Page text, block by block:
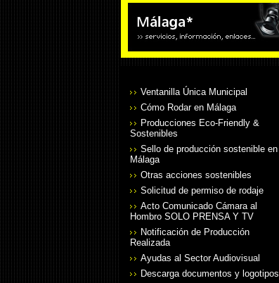
Ventanilla Única Municipal
Cómo Rodar en Málaga
Producciones Eco-Friendly &
Sostenibles
Sello de producción sostenible en
Málaga
Otras acciones sostenibles
Solicitud de permiso de rodaje
Acto Comunicado Cámara al
Hombro SOLO PRENSA Y TV
Notificación de Producción
Realizada
Ayudas al Sector Audiovisual
Descarga documentos y logotipos